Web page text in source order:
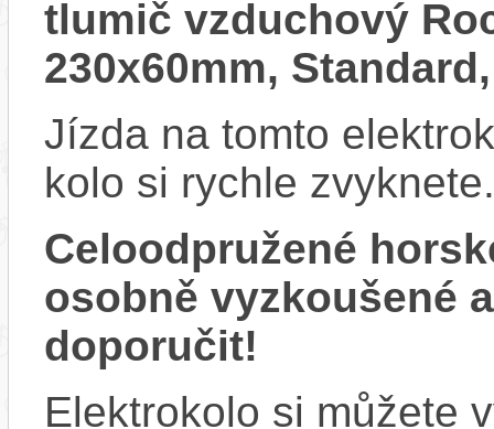
tlumič vzduchový
230x60mm,
Jízda na tomto
kolo si rychle zvyknete.
Celoodpružené
osobně vyzkoušené
doporučit!
Elektrokolo si můžete